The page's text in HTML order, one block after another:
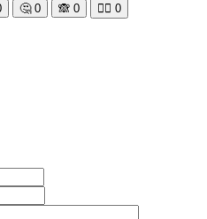
🤔 0 🙈 0 🧘‍♀️ 0